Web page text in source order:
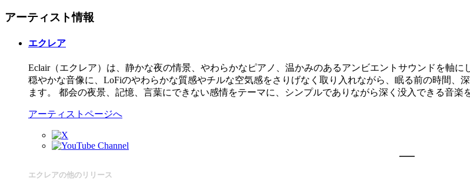
アーティスト情報
エクレア
Eclair（エクレア）は、静かな夜の情景、やわらかなピアノ、温かみのあるアンビエントサウンドを軸
穏やかな音像に、LoFiのやわらかな質感やチルな空気感をさりげなく取り入れながら、眠る前の時間、
ます。 都会の夜景、記憶、言葉にできない感情をテーマに、シンプルでありながら深く没入できる音楽
アーティストページへ
エクレアの他のリリース